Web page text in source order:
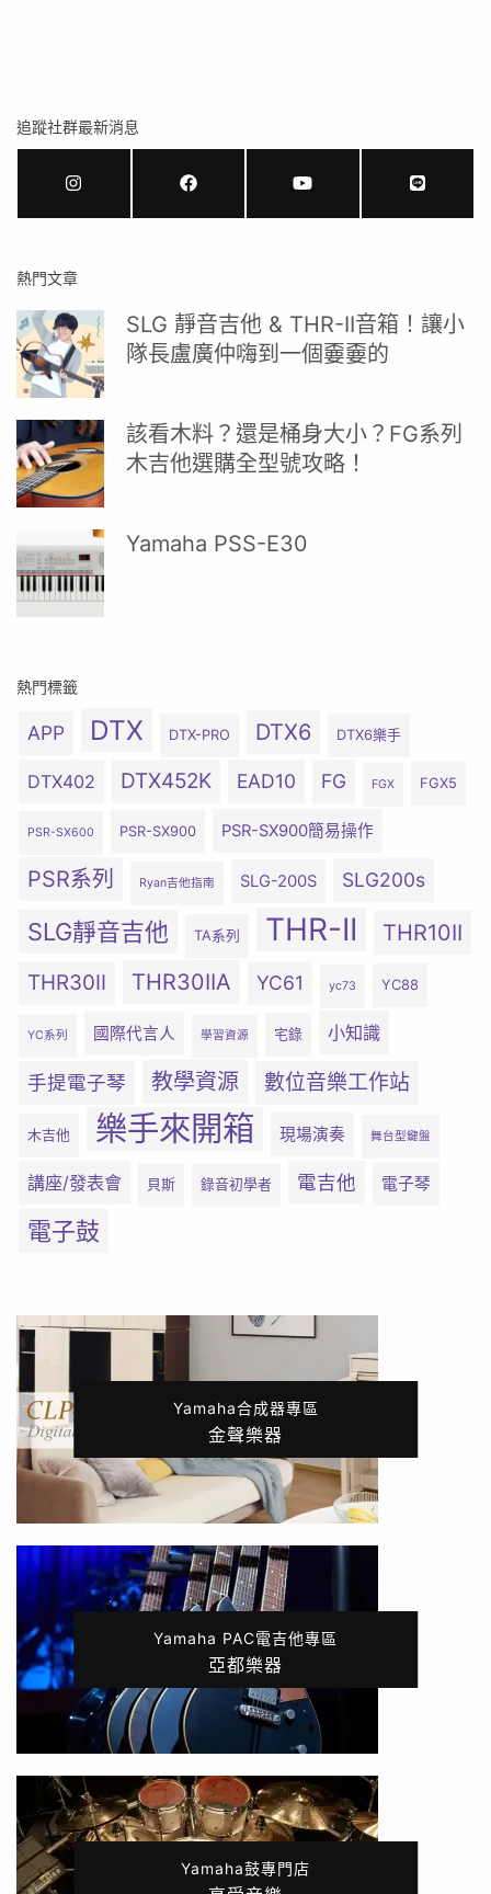
追蹤社群最新消息
熱門文章
SLG 靜音吉他 & THR-II音箱！讓小
隊長盧廣仲嗨到一個嫑嫑的
該看木料？還是桶身大小？FG系列
木吉他選購全型號攻略！
Yamaha PSS-E30
熱門標籤
APP DTX DTX-PRO DTX6 DTX6樂手
DTX402 DTX452K EAD10 FG FGX FGX5
PSR-SX600 PSR-SX900 PSR-SX900簡易操作
PSR系列 Ryan吉他指南 SLG-200S SLG200s
SLG靜音吉他 TA系列 THR-II THR10II
THR30II THR30IIA YC61 yc73 YC88
YC系列 國際代言人 學習資源 宅錄 小知識
手提電子琴 教學資源 數位音樂工作站
木吉他 樂手來開箱 現場演奏 舞台型鍵盤
講座/發表會 貝斯 錄音初學者 電吉他 電子琴
電子鼓
Yamaha合成器專區
金聲樂器
Yamaha PAC電吉他專區
亞都樂器
Yamaha鼓專門店